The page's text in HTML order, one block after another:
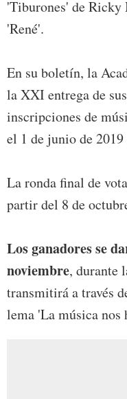
'Tiburones' de
'René'.
En su boletín, la
la XXI entrega de
inscripciones de
el 1 de junio de 2019
La ronda final de
partir del 8 de
Los ganadores se
noviembre, durante
transmitirá a través
lema 'La música nos